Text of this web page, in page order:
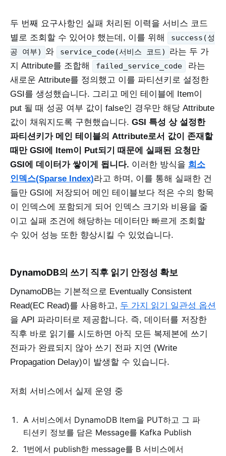
두 번째 요구사항인 실패 처리된 이력을 서비스 코드
별로 조회할 수 있어야 했는데, 이를 위해
success(성
공 여부)
와 service_code(서비스 코드)
라는 두 가
지 Attribute를 조합해
failed_service_code
라는
새로운 Attribute를 정의했고 이를 파티션키로 설정한
GSI를 생성했습니다. 그리고 메인 테이블에 Item이
put 될 때 성공 여부 값이 false인 경우만 해당 Attribute
값이 채워지도록 구현했습니다. GSI 특성 상 설정한
파티션키가 메인 테이블의 Attribute로서 값이 존재할
때만 GSI에 Item이 Put되기 때문에 실패된 요청만
GSI에 데이터가 쌓이게 됩니다. 이러한 방식을 희소
인덱스(Sparse Index)라고 하며, 이를 통해 실패한 건
들만 GSI에 저장되어 메인 테이블보다 적은 수의 항목
이 인덱스에 포함되게 되어 인덱스 크기와 비용을 줄
이고 실패 조건에 해당하는 데이터만 빠르게 조회할
수 있어 성능 또한 향상시킬 수 있었습니다.
DynamoDB의 쓰기 직후 읽기 안정성 확보
DynamoDB는 기본적으로 Eventually Consistent
Read(EC Read)를 사용하고, 두 가지 읽기 일관성 옵션
을 API 파라미터로 제공합니다. 즉, 데이터를 저장한
직후 바로 읽기를 시도하면 아직 모든 복제본에 쓰기
전파가 완료되지 않아 쓰기 전파 지연 (Write
Propagation Delay)이 발생할 수 있습니다.
저희 서비스에서 실제 운영 중
A 서비스에서 DynamoDB Item을 PUT하고 그 파
티션키 정보를 담은 Message를 Kafka Publish
1번에서 publish한 message를 B 서비스에서